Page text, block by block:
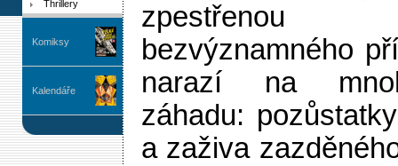
Thrillery
Komiksy
Kalendáře
zpestřenou
bezvýznamného
narazí na
záhadu:
a zaživa